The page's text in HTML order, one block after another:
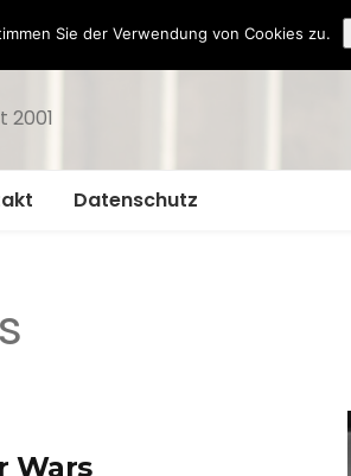
2001
Datenschutz
Wars
Sie der Verwendung von Cookies zu.